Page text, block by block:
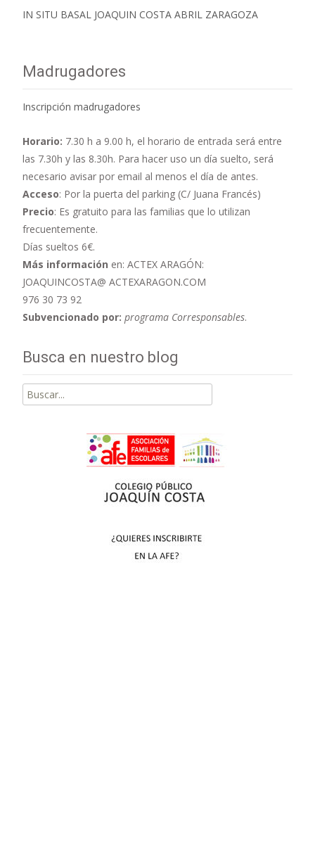
IN SITU BASAL JOAQUIN COSTA ABRIL ZARAGOZA
Madrugadores
Inscripción madrugadores
Horario: 7.30 h a 9.00 h, el horario de entrada será entre
las 7.30h y las 8.30h. Para hacer uso un día suelto, será
necesario avisar por email al menos el día de antes.
Acceso: Por la puerta del parking (C/ Juana Francés)
Precio: Es gratuito para las familias que lo utilizan
frecuentemente.
Días sueltos 6€.
Más información en: ACTEX ARAGÓN:
JOAQUINCOSTA@ ACTEXARAGON.COM
976 30 73 92
Subvencionado por: programa Corresponsables.
Busca en nuestro blog
Buscar
por: